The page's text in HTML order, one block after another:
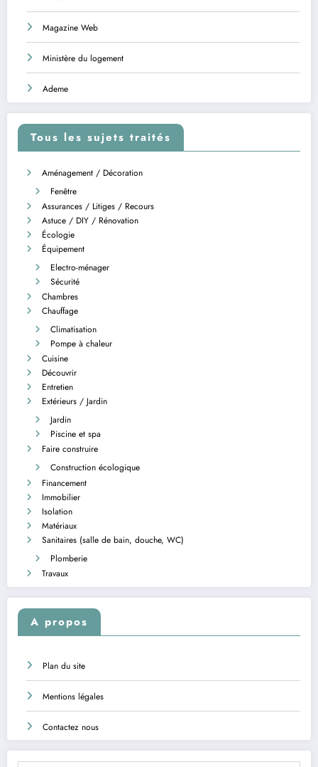
Magazine Web
Ministère du logement
Ademe
Tous les sujets traités
Aménagement / Décoration
Fenêtre
Assurances / Litiges / Recours
Astuce / DIY / Rénovation
Écologie
Équipement
Electro-ménager
Sécurité
Chambres
Chauffage
Climatisation
Pompe à chaleur
Cuisine
Découvrir
Entretien
Extérieurs / Jardin
Jardin
Piscine et spa
Faire construire
Construction écologique
Financement
Immobilier
Isolation
Matériaux
Sanitaires (salle de bain, douche, WC)
Plomberie
Travaux
A propos
Plan du site
Mentions légales
Contactez nous